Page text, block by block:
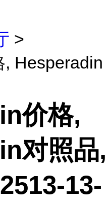
>
Hesperadin
价格,
对照品,
13-